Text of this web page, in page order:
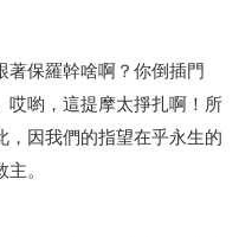
著保羅幹啥啊？你倒插門
哎喲，這提摩太掙扎啊！所
，因我們的指望在乎永生的
。